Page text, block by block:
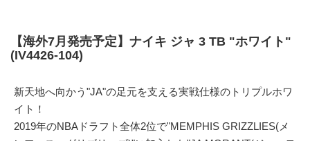
【海外7月発売予定】ナイキ ジャ 3 TB "ホワイト"
(IV4426-104)
新天地へ向かう"JA"の足元を支える実戦仕様のトリプルホワ
イト！
2019年のNBAドラフト全体2位で"MEMPHIS GRIZZLIES(メ